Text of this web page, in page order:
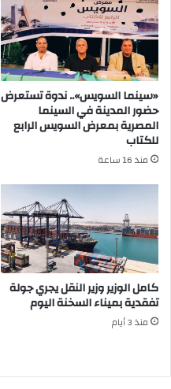
«سينما السويس».. ندوة تستعرض
حضور المدينة في السينما
المصرية بمعرض السويس الرابع
للكتاب
منذ 16 ساعة
كامل الوزير وزير النقل يجري جولة
تفقدية بميناء السخنة اليوم
منذ 3 أيام